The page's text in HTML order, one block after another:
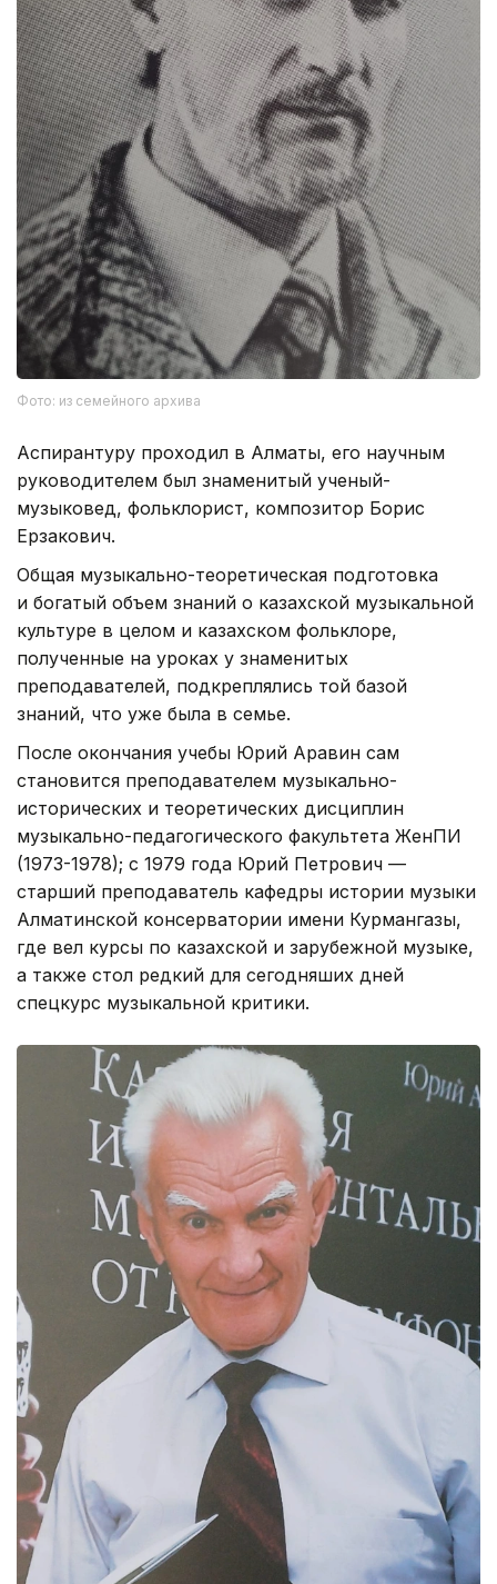
Фото: из семейного архива
Аспирантуру проходил в Алматы, его научным
руководителем был знаменитый ученый-
музыковед, фольклорист, композитор Борис
Ерзакович.
Общая музыкально-теоретическая подготовка
и богатый объем знаний о казахской музыкальной
культуре в целом и казахском фольклоре,
полученные на уроках у знаменитых
преподавателей, подкреплялись той базой
знаний, что уже была в семье.
После окончания учебы Юрий Аравин сам
становится преподавателем музыкально-
исторических и теоретических дисциплин
музыкально-педагогического факультета ЖенПИ
(1973-1978); с 1979 года Юрий Петрович —
старший преподаватель кафедры истории музыки
Алматинской консерватории имени Курмангазы,
где вел курсы по казахской и зарубежной музыке,
а также стол редкий для сегодняших дней
спецкурс музыкальной критики.